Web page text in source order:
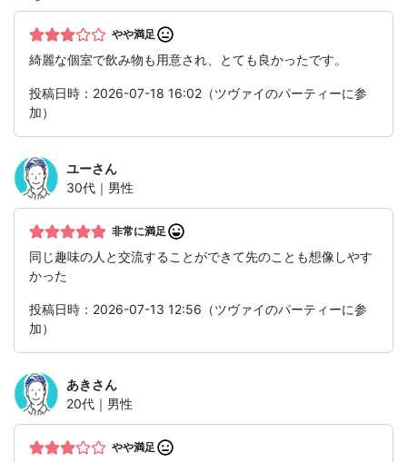
やや満足
綺麗な個室で飲み物も用意され、とても良かったです。
投稿日時：2026-07-18 16:02（ツヴァイのパーティーに参
加）
ユーさん
30代｜男性
非常に満足
同じ趣味の人と交流することができて先のことも想像しやす
かった
投稿日時：2026-07-13 12:56（ツヴァイのパーティーに参
加）
あきさん
20代｜男性
やや満足